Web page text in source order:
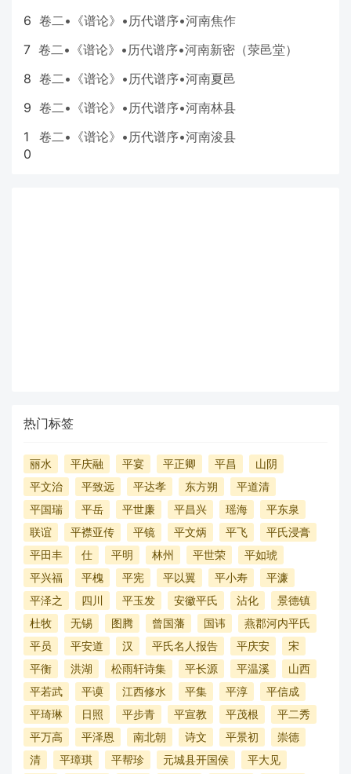
6 卷二•《谱论》•历代谱序•河南焦作
7 卷二•《谱论》•历代谱序•河南新密（荥邑堂）
8 卷二•《谱论》•历代谱序•河南夏邑
9 卷二•《谱论》•历代谱序•河南林县
1
0
卷二•《谱论》•历代谱序•河南浚县
热门标签
丽水 平庆融 平宴 平正卿 平昌
山阴
平文治
平致远 平达孝 东方朔
平道清
平国瑞
平岳 平世廉 平昌兴 瑶海
平东泉
联谊
平襟亚传 平镜 平文炳 平飞
平氏浸膏
平田丰
仕 平明 林州 平世荣
平如琥
平兴福
平槐 平宪 平以翼 平小寿
平濂
平泽之
四川 平玉发 安徽平氏 沾化
景德镇
杜牧
无锡 图腾 曾国藩 国讳
燕郡河内平氏
平员
平安道 汉 平氏名人报告 平庆安
宋
平衡
洪湖 松雨轩诗集 平长源 平温溪
山西
平若武
平谟 江西修水 平集 平淳
平信成
平琦琳
日照 平步青 平宣教 平茂根
平二秀
平万高
平泽恩 南北朝 诗文 平景初
崇德
清
平璋琪 平帮珍 元城县开国侯
平大见